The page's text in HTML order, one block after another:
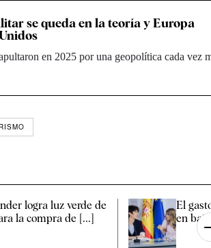
se queda en la teoría y Europa
en 2025 por una geopolítica cada vez
logra luz verde de
la compra de [...]
El
en